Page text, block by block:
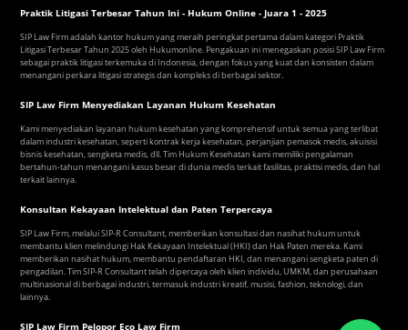
Praktik Litigasi Terbesar Tahun Ini - Hukum Online - Juara 1 - 2025
SIP Law Firm adalah kantor hukum yang meraih peringkat pertama dalam kategori Praktik
Litigasi Terbesar Tahun 2025 oleh Hukumonline. Pengakuan ini menegaskan posisi SIP Law Firm
sebagai praktik litigasi terkemuka di Indonesia, dengan fokus yang kuat dan konsisten dalam
menangani perkara litigasi strategis dan kompleks di berbagai sektor.
SIP Law Firm Menyediakan Layanan Hukum Kesehatan
Kami menyediakan layanan hukum kesehatan yang komprehensif untuk semua yang terlibat
dalam industri kesehatan, seperti kontrak kerja kesehatan, perjanjian pemasok medis, akuisisi
bisnis kesehatan, sengketa medis, dll. Tim Hukum Kesehatan kami memiliki pengalaman
bertahun-tahun menangani kasus besar di dunia medis terkait fasilitas, praktisi medis, dan hal
terkait lainnya.
Konsultan Kekayaan Intelektual dan Paten Terpercaya
SIP Law Firm, melalui SIP-R Consultant, memberikan konsultasi dan nasihat hukum untuk
membantu klien melindungi Hak Kekayaan Intelektual (HKI) dan Hak Paten mereka. Kami
memberikan nasihat hukum, membantu pendaftaran HKI, dan menangani sengketa paten di
pengadilan. Tim SIP-R Consultant telah dipercaya oleh klien individu, UMKM, dan perusahaan
multinasional di berbagai industri, termasuk industri kreatif, musisi, fashion, teknologi, dan
lainnya.
SIP Law Firm Pelopor Eco Law Firm